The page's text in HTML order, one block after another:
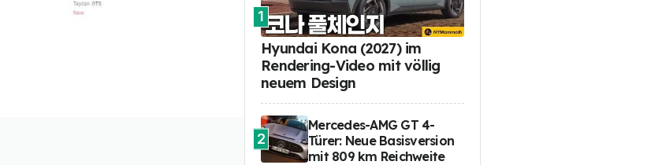
1
Hyundai Kona (2027) im
Rendering-Video mit völlig
neuem Design
2
Mercedes-AMG GT 4-
Türer: Neue Basisversion
mit 809 km Reichweite